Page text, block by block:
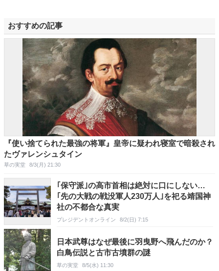
おすすめの記事
『使い捨てられた最強の将軍』皇帝に疑われ寝室で暗殺され
たヴァレンシュタイン
草の実堂 8/3(月) 21:30
｢保守派｣の高市首相は絶対に口にしない…
｢先の大戦の戦没軍人230万人｣を祀る靖国神
社の不都合な真実
プレジデントオンライン 8/2(日) 7:15
日本武尊はなぜ最後に羽曳野へ飛んだのか？
白鳥伝説と古市古墳群の謎
草の実堂 8/5(水) 11:30